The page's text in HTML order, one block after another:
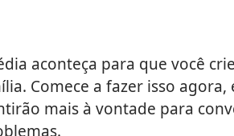
aconteça para que você
Comece a fazer isso agora,
mais à vontade para